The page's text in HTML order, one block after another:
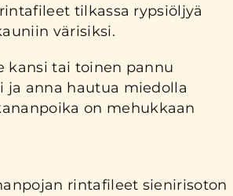
tilkassa rypsiöljyä
värisiksi.
kansi tai toinen pannu
ja anna hautua miedolla
on mehukkaan
rintafileet sienirisoton